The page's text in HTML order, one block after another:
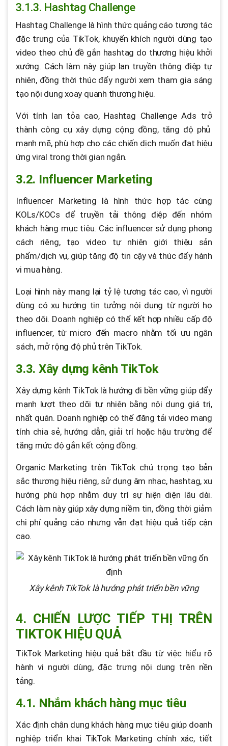
3.1.3. Hashtag Challenge
Hashtag Challenge là hình thức quảng cáo tương tác
đặc trưng của TikTok, khuyến khích người dùng tạo
video theo chủ đề gắn hashtag do thương hiệu khởi
xướng. Cách làm này giúp lan truyền thông điệp tự
nhiên, đồng thời thúc đẩy người xem tham gia sáng
tạo nội dung xoay quanh thương hiệu.
Với tính lan tỏa cao, Hashtag Challenge Ads trở
thành công cụ xây dựng cộng đồng, tăng độ phủ
mạnh mẽ, phù hợp cho các chiến dịch muốn đạt hiệu
ứng viral trong thời gian ngắn.
3.2. Influencer Marketing
Influencer Marketing là hình thức hợp tác cùng
KOLs/KOCs để truyền tải thông điệp đến nhóm
khách hàng mục tiêu. Các influencer sử dụng phong
cách riêng, tạo video tự nhiên giới thiệu sản
phẩm/dịch vụ, giúp tăng độ tin cậy và thúc đẩy hành
vi mua hàng.
Loại hình này mang lại tỷ lệ tương tác cao, vì người
dùng có xu hướng tin tưởng nội dung từ người họ
theo dõi. Doanh nghiệp có thể kết hợp nhiều cấp độ
influencer, từ micro đến macro nhằm tối ưu ngân
sách, mở rộng độ phủ trên TikTok.
3.3. Xây dựng kênh TikTok
Xây dựng kênh TikTok là hướng đi bền vững giúp đẩy
mạnh lượt theo dõi tự nhiên bằng nội dung giá trị,
nhất quán. Doanh nghiệp có thể đăng tải video mang
tính chia sẻ, hướng dẫn, giải trí hoặc hậu trường để
tăng mức độ gắn kết cộng đồng.
Organic Marketing trên TikTok chú trọng tạo bản
sắc thương hiệu riêng, sử dụng âm nhạc, hashtag, xu
hướng phù hợp nhằm duy trì sự hiện diện lâu dài.
Cách làm này giúp xây dựng niềm tin, đồng thời giảm
chi phí quảng cáo nhưng vẫn đạt hiệu quả tiếp cận
cao.
Xây kênh TikTok là hướng phát triển bền vững
4. CHIẾN LƯỢC TIẾP THỊ TRÊN
TIKTOK HIỆU QUẢ
TikTok Marketing hiệu quả bắt đầu từ việc hiểu rõ
hành vi người dùng, đặc trưng nội dung trên nền
tảng.
4.1. Nhắm khách hàng mục tiêu
Xác định chân dung khách hàng mục tiêu giúp doanh
nghiệp triển khai TikTok Marketing chính xác, tiết